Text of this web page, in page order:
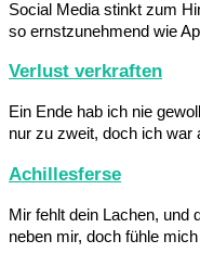
Social Media stinkt zum
so ernstzunehmend wie
Verlust verkraften
Ein Ende hab ich nie
nur zu zweit, doch ich war
Achillesferse
Mir fehlt dein Lachen, und
neben mir, doch fühle